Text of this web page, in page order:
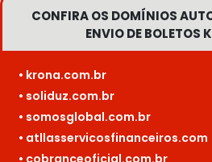
CONFIRA OS DOMÍNIOS
ENVIO DE BOLETOS
• krona.com.br
• soliduz.com.br
• somosglobal.com.br
• atllasservicosfinanceiros.com
• cobranceoficial.com.br